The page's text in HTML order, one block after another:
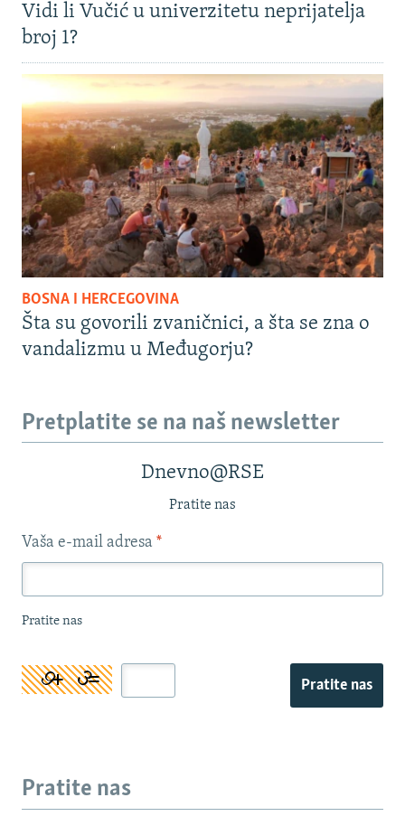
Vidi li Vučić u univerzitetu neprijatelja
broj 1?
BOSNA I HERCEGOVINA
Šta su govorili zvaničnici, a šta se zna o
vandalizmu u Međugorju?
Pretplatite se na naš newsletter
Dnevno@RSE
Pratite nas
Vaša e-mail adresa *
Pratite nas
Pratite nas
Pratite nas